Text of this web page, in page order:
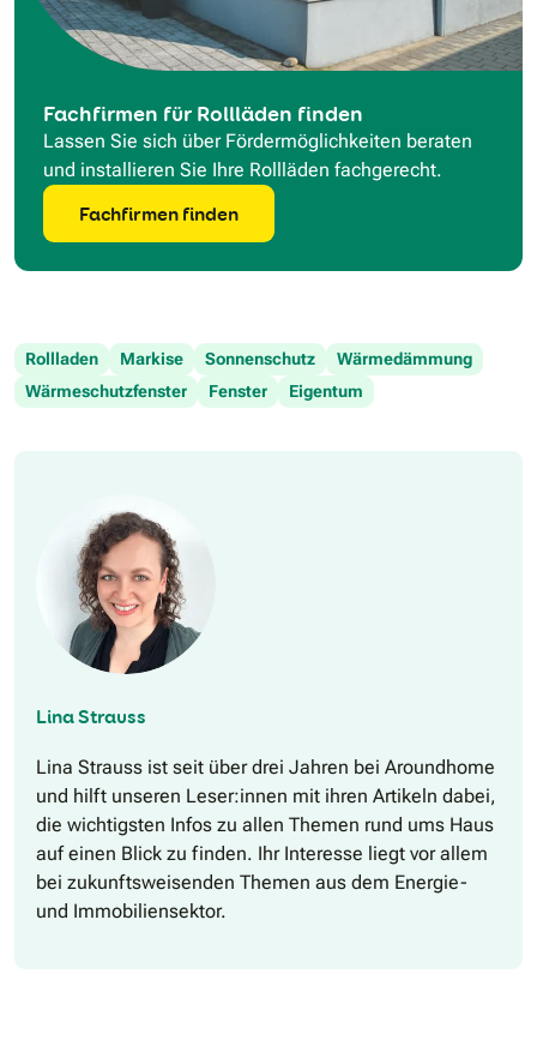
Fachfirmen für Rollläden finden
Lassen Sie sich über Fördermöglichkeiten beraten
und installieren Sie Ihre Rollläden fachgerecht.
Fachfirmen finden
Rollladen Markise Sonnenschutz
Wärmedämmung
Wärmeschutzfenster
Fenster Eigentum
Lina Strauss
Lina Strauss ist seit über drei Jahren bei Aroundhome
und hilft unseren Leser:innen mit ihren Artikeln dabei,
die wichtigsten Infos zu allen Themen rund ums Haus
auf einen Blick zu finden. Ihr Interesse liegt vor allem
bei zukunftsweisenden Themen aus dem Energie-
und Immobiliensektor.